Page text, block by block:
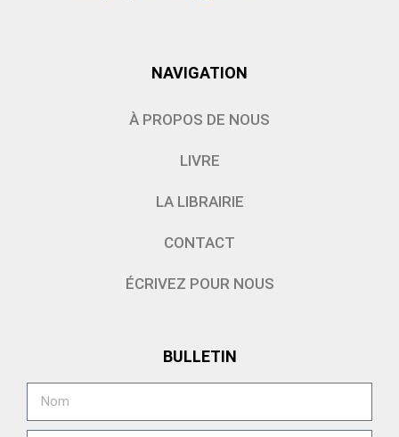
NAVIGATION
À PROPOS DE NOUS
LIVRE
LA LIBRAIRIE
CONTACT
ÉCRIVEZ POUR NOUS
BULLETIN